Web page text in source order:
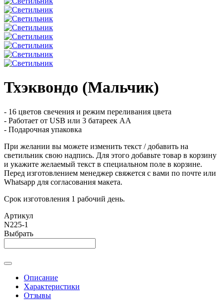
Тхэквондо (Мальчик)
- 16 цветов свечения и режим переливания цвета
- Работает от USB или 3 батареек АА
- Подарочная упаковка
При желании вы можете изменить текст / добавить на
светильник свою надпись. Для этого добавьте товар в корзину
и укажите желаемый текст в специальном поле в корзине.
Перед изготовлением менеджер свяжется с вами по почте или
Whatsapp для согласования макета.
Срок изготовления 1 рабочий день.
Артикул
N225-1
Выбрать
Описание
Характеристики
Отзывы